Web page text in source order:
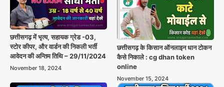
छत्तीसगढ़ में भृत्य, सहायक ग्रेड -03,
स्टोर कीपर, और वार्डन की निकली भर्ती
आवेदन की अन्तिम तिथि – 29/11/2024
November 18, 2024
छत्तीसगढ़ के किसान ऑनलाइन धान टोकन
कैसे निकाले : cg dhan token
online
November 15, 2024